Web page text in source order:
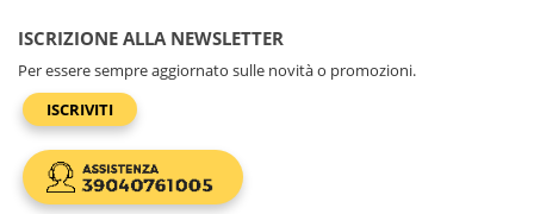
ISCRIZIONE ALLA NEWSLETTER
Per essere sempre aggiornato sulle novità o promozioni.
ISCRIVITI